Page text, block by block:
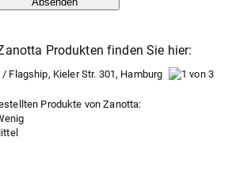
Produkten finden Sie hier:
Flagship, Kieler Str. 301, Hamburg
Produkte von Zanotta: